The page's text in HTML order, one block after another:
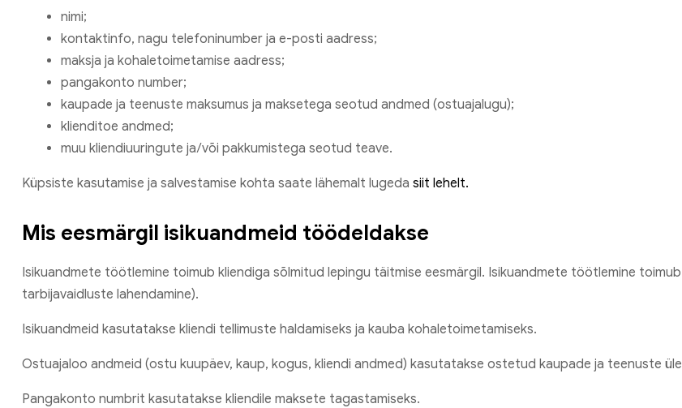
nimi;
kontaktinfo, nagu telefoninumber ja e-posti aadress;
maksja ja kohaletoimetamise aadress;
pangakonto number;
kaupade ja teenuste maksumus ja maksetega seotud andmed (ostuajalugu);
klienditoe andmed;
muu kliendiuuringute ja/või pakkumistega seotud teave.
Küpsiste kasutamise ja salvestamise kohta saate lähemalt lugeda siit lehelt.
Mis eesmärgil isikuandmeid töödeldakse
Isikuandmete töötlemine toimub kliendiga sõlmitud lepingu täitmise eesmärgil. Isikuandmete töötlemine
tarbijavaidluste lahendamine).
Isikuandmeid kasutatakse kliendi tellimuste haldamiseks ja kauba kohaletoimetamiseks.
Ostuajaloo andmeid (ostu kuupäev, kaup, kogus, kliendi andmed) kasutatakse ostetud kaupade ja teenuste
Pangakonto numbrit kasutatakse kliendile maksete tagastamiseks.